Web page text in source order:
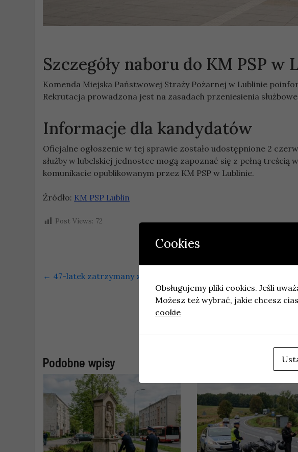
Szczegóły naboru do KM PSP w
Komenda Miejska Państwowej Straży Pożarnej w Lublinie
Rekrutacja prowadzona jest na zasadach przeniesienia
Informacje dla kandydatów
Oficjalne ogłoszenie w tej sprawie zostało udostępnione 2
służby w lubelskiej jednostce mogą zapoznać się z pełną
komunikacie opublikowanym przez KM PSP w Lublinie.
Źródło: KM PSP Lublin
Post Views: 72
← 47-latek zatrzymany za jazdę w stanie nietrzeźwości i próbę
Podobne wpisy
Cookies
Obsługujemy pliki cookies. Jeśli
Możesz też wybrać, jakie chcesz
cookie